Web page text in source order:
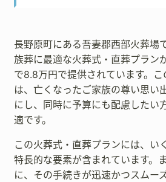
長野原町にある吾妻郡西部火葬場
族葬に最適な火葬式・直葬プラン
で8.8万円で提供されています。こ
は、亡くなったご家族の尊い思い
にし、同時に予算にも配慮したい
適です。
この火葬式・直葬プランには、い
特長的な要素が含まれています。
に、その手続きが迅速かつスムー